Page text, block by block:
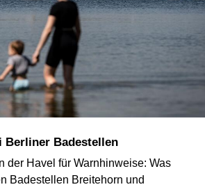
Berliner Badestellen
der Havel für Warnhinweise: Was
Badestellen Breitehorn und